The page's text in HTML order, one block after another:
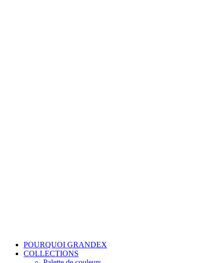
POURQUOI GRANDEX
COLLECTIONS